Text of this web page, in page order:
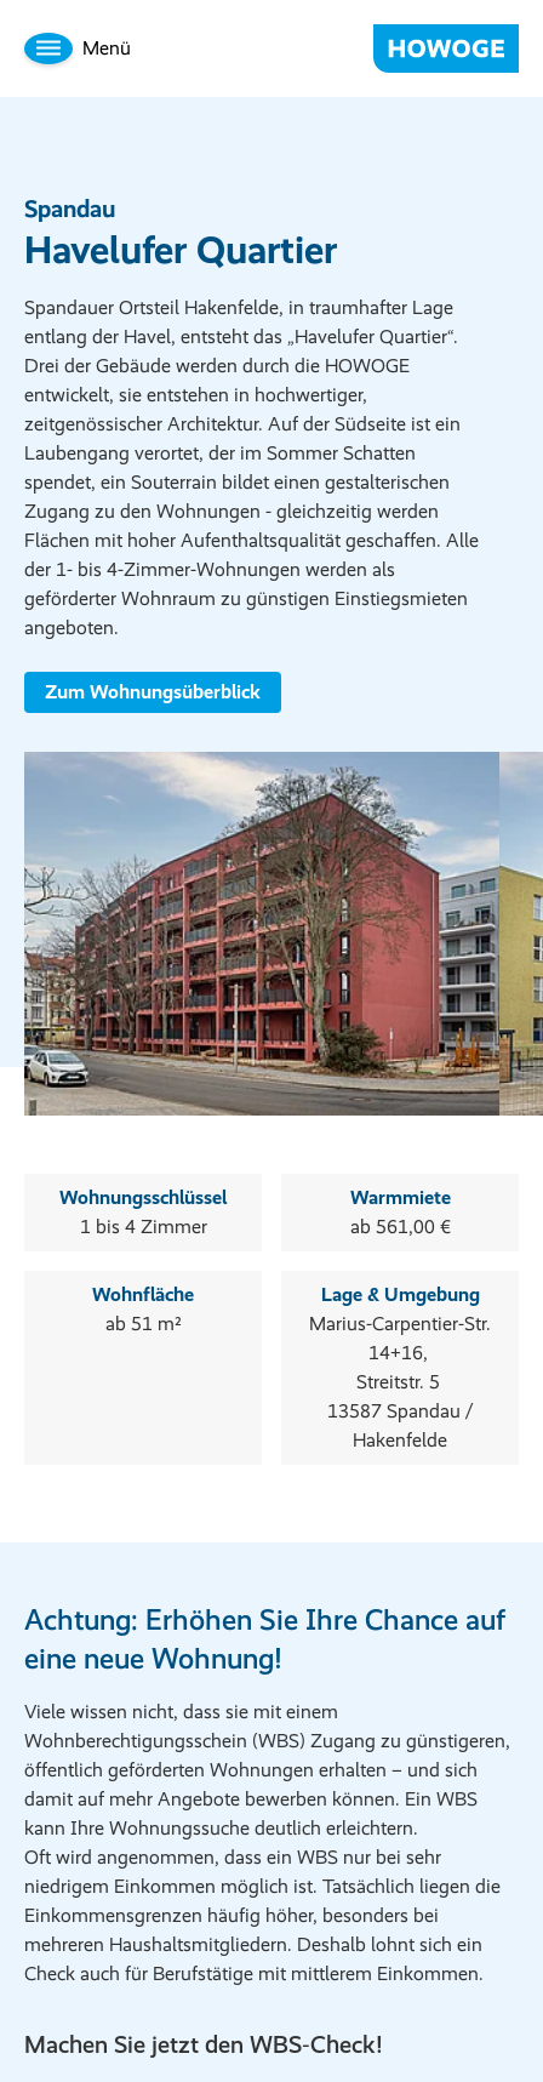
Menü
Spandau
Havelufer Quartier
Spandauer Ortsteil Hakenfelde, in traumhafter Lage
entlang der Havel, entsteht das „Havelufer Quartier“.
Drei der Gebäude werden durch die HOWOGE
entwickelt, sie entstehen in hochwertiger,
zeitgenössischer Architektur. Auf der Südseite ist ein
Laubengang verortet, der im Sommer Schatten
spendet, ein Souterrain bildet einen gestalterischen
Zugang zu den Wohnungen - gleichzeitig werden
Flächen mit hoher Aufenthaltsqualität geschaffen. Alle
der 1- bis 4-Zimmer-Wohnungen werden als
geförderter Wohnraum zu günstigen Einstiegsmieten
angeboten.
Zum Wohnungsüberblick
Wohnungsschlüssel
1 bis 4 Zimmer
Warmmiete
ab 561,00 €
Wohnfläche
ab 51 m²
Lage & Umgebung
Marius-Carpentier-Str.
14+16,
Streitstr. 5
13587 Spandau /
Hakenfelde
Achtung: Erhöhen Sie Ihre Chance auf
eine neue Wohnung!
Viele wissen nicht, dass sie mit einem
Wohnberechtigungsschein (WBS) Zugang zu günstigeren,
öffentlich geförderten Wohnungen erhalten – und sich
damit auf mehr Angebote bewerben können. Ein WBS
kann Ihre Wohnungssuche deutlich erleichtern.
Oft wird angenommen, dass ein WBS nur bei sehr
niedrigem Einkommen möglich ist. Tatsächlich liegen die
Einkommensgrenzen häufig höher, besonders bei
mehreren Haushaltsmitgliedern. Deshalb lohnt sich ein
Check auch für Berufstätige mit mittlerem Einkommen.
Machen Sie jetzt den WBS‑Check!